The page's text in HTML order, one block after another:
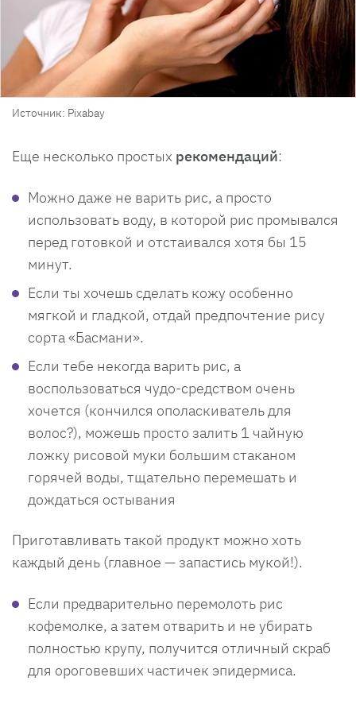
Источник: Pixabay
Еще несколько простых рекомендаций:
Можно даже не варить рис, а просто
использовать воду, в которой рис промывался
перед готовкой и отстаивался хотя бы 15
минут.
Если ты хочешь сделать кожу особенно
мягкой и гладкой, отдай предпочтение рису
сорта «Басмани».
Если тебе некогда варить рис, а
воспользоваться чудо-средством очень
хочется (кончился ополаскиватель для
волос?), можешь просто залить 1 чайную
ложку рисовой муки большим стаканом
горячей воды, тщательно перемешать и
дождаться остывания
Приготавливать такой продукт можно хоть
каждый день (главное — запастись мукой!).
Если предварительно перемолоть рис
кофемолке, а затем отварить и не убирать
полностью крупу, получится отличный скраб
для ороговевших частичек эпидермиса.